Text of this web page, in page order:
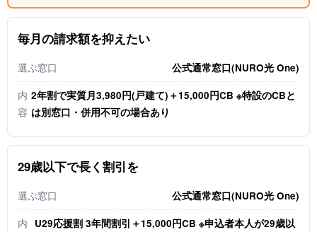
毎月の請求額を抑えたい
選ぶ窓口 公式通常窓口(NURO光 One)
内
容
2年割で実質月3,980円(戸建て)＋15,000円CB ※特設のCBと
は別窓口・併用不可の場合あり
29歳以下で長く割引を
選ぶ窓口 公式通常窓口(NURO光 One)
内
U29応援割 3年間割引＋15,000円CB ※申込者本人が29歳以